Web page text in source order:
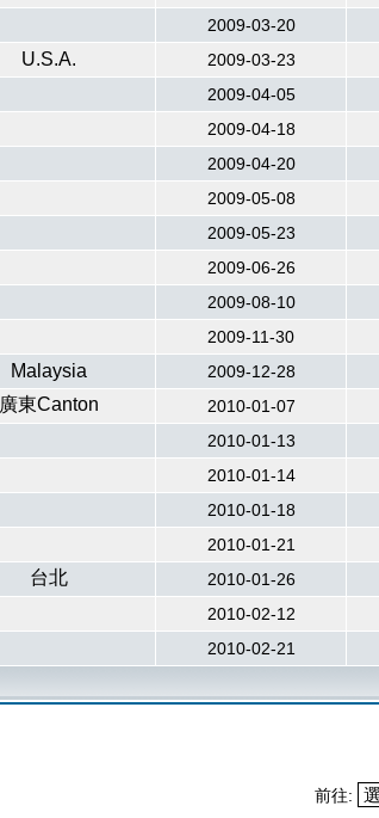
2009-03-20
U.S.A. 2009-03-23
2009-04-05
2009-04-18
2009-04-20
2009-05-08
2009-05-23
2009-06-26
2009-08-10
2009-11-30
Malaysia 2009-12-28
廣東Canton 2010-01-07
2010-01-13
2010-01-14
2010-01-18
2010-01-21
台北 2010-01-26
2010-02-12
2010-02-21
前往: